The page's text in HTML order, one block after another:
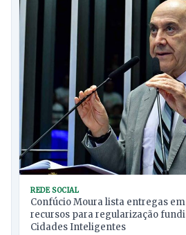
REDE SOCIAL
Confúcio Moura lista entregas
recursos para regularização
Cidades Inteligentes